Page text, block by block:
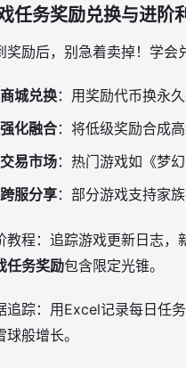
任务奖励兑换与进阶
奖励后，别急着卖掉！学会
商城兑换：用奖励代币换永
强化融合：将低级奖励合成
交易市场：热门游戏如《梦
跨服分享：部分游戏支持家
教程：追踪游戏更新日志，
任务奖励包含限定光锥。
追踪：用Excel记录每日任
球般增长。